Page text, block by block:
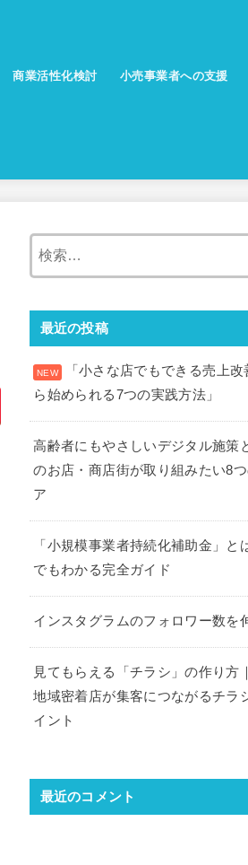
商業活性化検討 小売事業者への支援
最近の投稿
「小さな店でもできる売上
ら始められる7つの実践方法」
高齢者にもやさしいデジタル施策
のお店・商店街が取り組みたい8
ア
「小規模事業者持続化補助金」と
でもわかる完全ガイド
インスタグラムのフォロワー数を
見てもらえる「チラシ」の作り方
地域密着店が集客につながるチラ
イント
最近のコメント